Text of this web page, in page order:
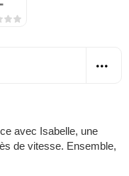
avec Isabelle, une
de vitesse. Ensemble,